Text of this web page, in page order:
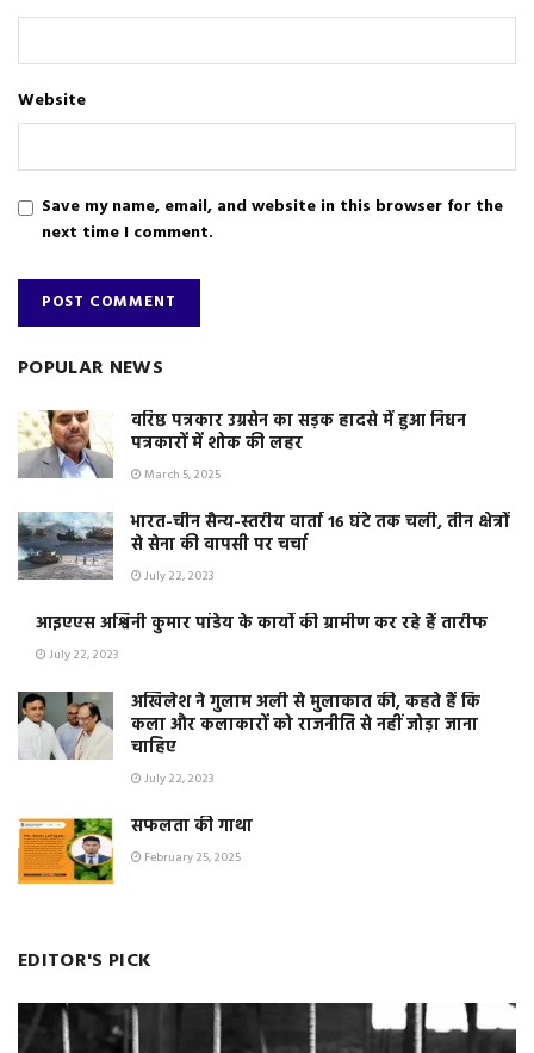
Website
Save my name, email, and website in this browser for the
next time I comment.
POPULAR NEWS
वरिष्ठ पत्रकार उग्रसेन का सड़क हादसे में हुआ निधन
पत्रकारों में शोक की लहर
March 5, 2025
भारत-चीन सैन्य-स्तरीय वार्ता 16 घंटे तक चली, तीन क्षेत्रों
से सेना की वापसी पर चर्चा
July 22, 2023
आइएएस अश्विनी कुमार पांडेय के कार्यो की ग्रामीण कर रहे हैं तारीफ
July 22, 2023
अखिलेश ने गुलाम अली से मुलाकात की, कहते हैं कि
कला और कलाकारों को राजनीति से नहीं जोड़ा जाना
चाहिए
July 22, 2023
सफलता की गाथा
February 25, 2025
EDITOR'S PICK